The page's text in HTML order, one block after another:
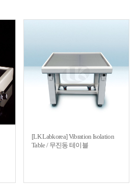
[LK Labkorea] Vibration Isolation
Table / 무진동 테이블